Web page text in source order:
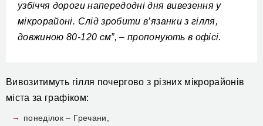
узбіччя дороги напередодні дня вивезення у
мікрорайоні. Слід зробити в’язанки з гілля,
довжиною 80-120 см”, – пропонують в офісі.
Вивозитимуть гілля почергово з різних мікрорайонів
міста за графіком:
понеділок – Гречани,